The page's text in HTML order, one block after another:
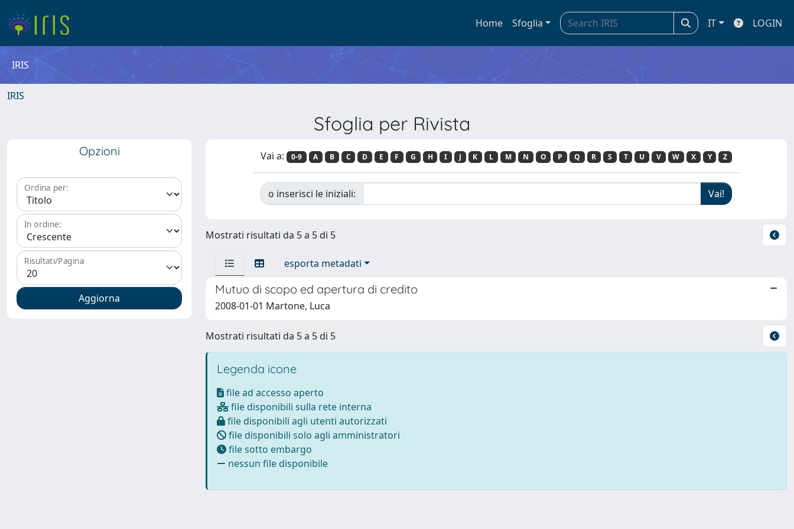
Home Sfoglia IT LOGIN
IRIS
IRIS
Sfoglia per Rivista
Opzioni
Ordina per:
In ordine:
Risultati/Pagina
Vai a: 0-9 A B C D E F G H I J K L M N O P Q R S T U V W X Y Z
o inserisci le iniziali:
Mostrati risultati da 5 a 5 di 5
esporta metadati
Mutuo di scopo ed apertura di credito
2008-01-01 Martone, Luca
Mostrati risultati da 5 a 5 di 5
Legenda icone
file ad accesso aperto
file disponibili sulla rete interna
file disponibili agli utenti autorizzati
file disponibili solo agli amministratori
file sotto embargo
nessun file disponibile